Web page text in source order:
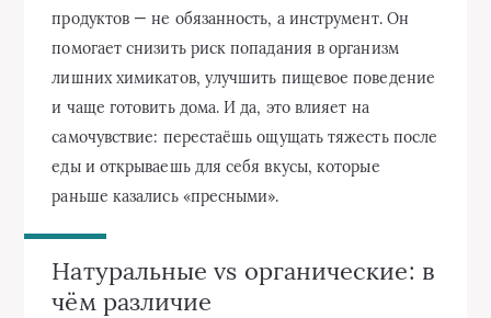
продуктов — не обязанность, а инструмент. Он
помогает снизить риск попадания в организм
лишних химикатов, улучшить пищевое поведение
и чаще готовить дома. И да, это влияет на
самочувствие: перестаёшь ощущать тяжесть после
еды и открываешь для себя вкусы, которые
раньше казались «пресными».
Натуральные vs органические: в
чём различие